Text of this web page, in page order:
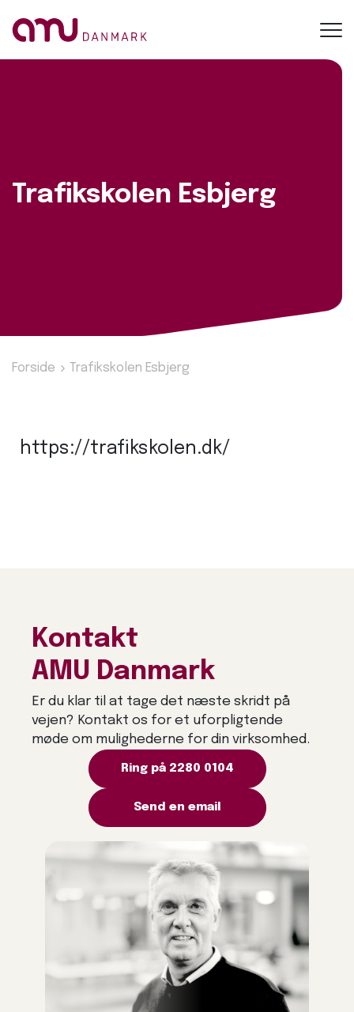
Trafikskolen Esbjerg
Forside Trafikskolen Esbjerg
https://trafikskolen.dk/
Kontakt
AMU Danmark
Er du klar til at tage det næste skridt på
vejen? Kontakt os for et uforpligtende
møde om mulighederne for din virksomhed.
Ring på 2280 0104
Send en email